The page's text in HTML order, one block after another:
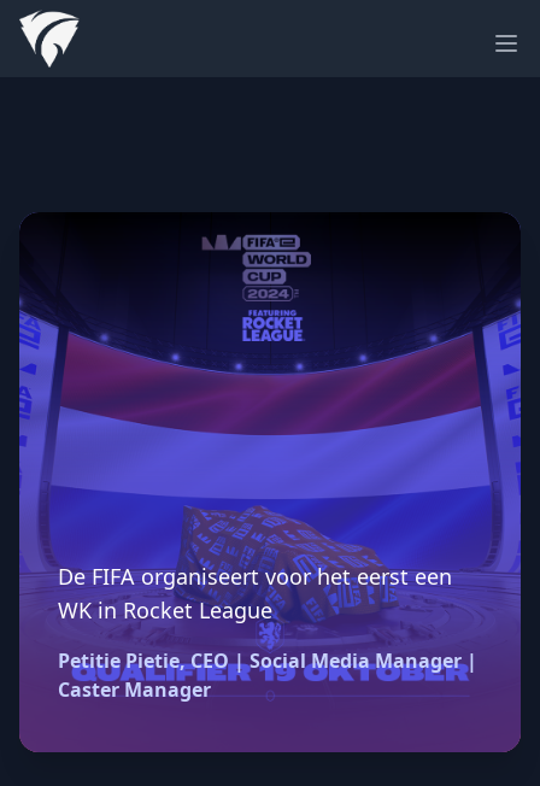
De FIFA organiseert voor het eerst een
WK in Rocket League
Petitie Pietie, CEO | Social Media Manager |
Caster Manager